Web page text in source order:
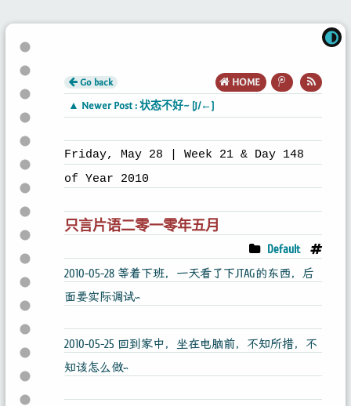
HOME
Go back
▲ Newer Post : 状态不好~ [J/←]
Friday, May 28 | Week 21 & Day 148
of Year 2010
只言片语二零一零年五月
Default
2010-05-28 等着下班，一天看了下JTAG的东西，后
面要实际调试~
2010-05-25 回到家中，坐在电脑前，不知所措，不
知该怎么做~